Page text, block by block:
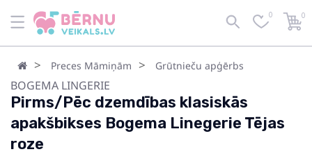
0 0
Preces Māmiņām Grūtnieču apģērbs
BOGEMA LINGERIE
Pirms/Pēc dzemdības klasiskās
apakšbikses Bogema Linegerie Tējas
roze